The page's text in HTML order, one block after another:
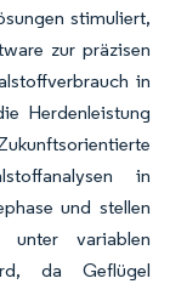
stimuliert,
zur präzisen
in
Herdenleistung
in
und stellen
unter variablen
da Geflügel